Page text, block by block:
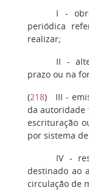
I -
periódica
realizar;
II -
prazo ou na
(218) III-
da autoridade
escrituração
por sistema
IV -
destinado ao
circulação de